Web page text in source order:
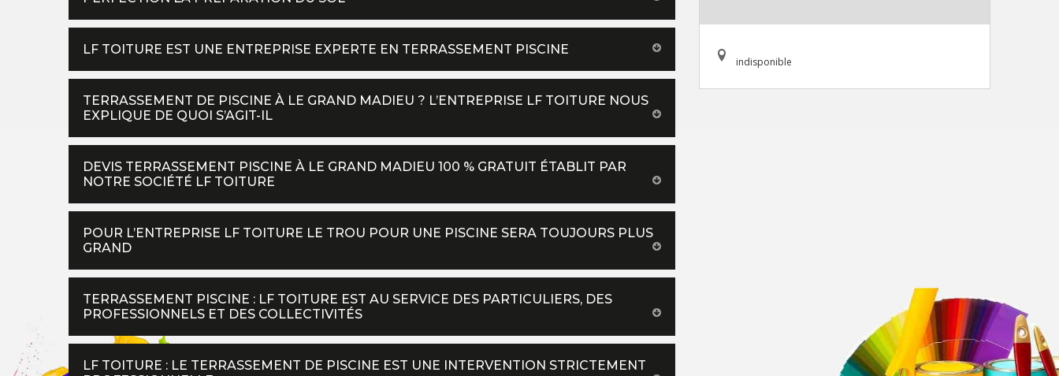
LF TOITURE EST UNE ENTREPRISE EXPERTE EN TERRASSEMENT PISCINE
TERRASSEMENT DE PISCINE À LE GRAND MADIEU ? L’ENTREPRISE LF TOITURE NOUS
EXPLIQUE DE QUOI S’AGIT-IL
DEVIS TERRASSEMENT PISCINE À LE GRAND MADIEU 100 % GRATUIT ÉTABLIT PAR
NOTRE SOCIÉTÉ LF TOITURE
POUR L’ENTREPRISE LF TOITURE LE TROU POUR UNE PISCINE SERA TOUJOURS PLUS
GRAND
TERRASSEMENT PISCINE : LF TOITURE EST AU SERVICE DES PARTICULIERS, DES
PROFESSIONNELS ET DES COLLECTIVITÉS
LF TOITURE : LE TERRASSEMENT DE PISCINE EST UNE INTERVENTION STRICTEMENT
indisponible